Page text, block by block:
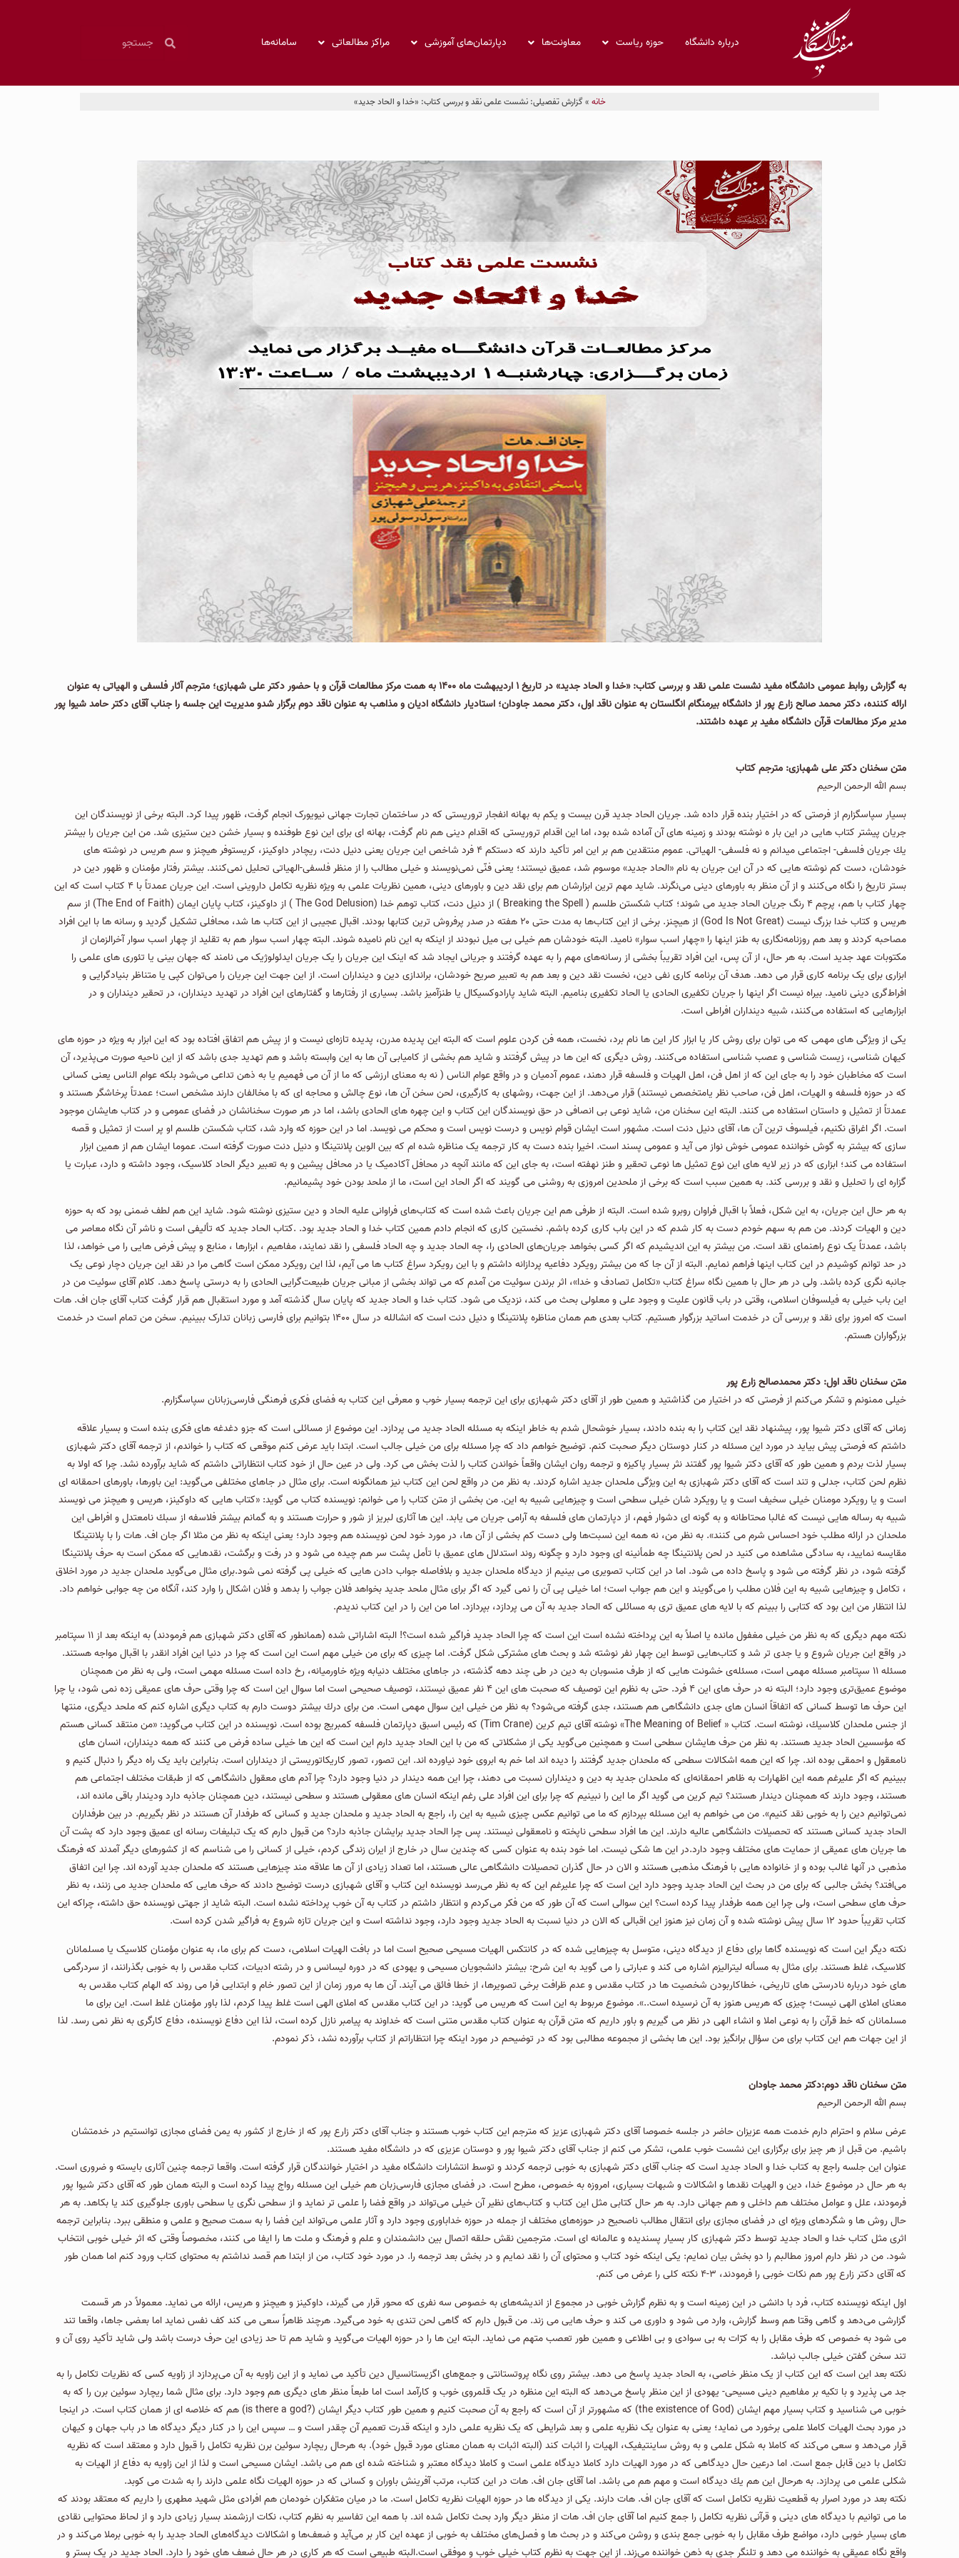
درباره دانشگاه حوزه ریاست معاونت‌ها دپارتمان‌های آموزشی مراکز مطالعاتی سامانه‌ها
خانه »گزارش تفصیلی: نشست علمی نقد و بررسی کتاب: «خدا و الحاد جدید»
به گزارش روابط عمومی دانشگاه مفید نشست علمی نقد و بررسی کتاب: «خدا و الحاد جدید» در تاریخ ۱ اردیبهشت ماه ۱۴۰۰ به همت مركز مطالعات قرآن و با حضور دكتر علی شهبازی؛ مترجم آثار فلسفی و الهیاتی به عنوان
ارائه كننده، دكتر محمد صالح زارع پور از دانشگاه بیرمنگام انگلستان به عنوان ناقد اول، دكتر محمد جاودان؛ استادیار دانشگاه ادیان و مذاهب به عنوان ناقد دوم برگزار شدو مدیریت این جلسه را جناب آقای دكتر حامد شیوا پور
مدیر مرکز مطالعات قرآن دانشگاه مفید بر عهده داشتند.
متن سخنان دكتر علی شهبازی: مترجم كتاب
بسم الله الرحمن الرحیم
بسیار سپاسگزارم از فرصتی كه در اختیار بنده قرار داده شد. جریان الحاد جدید قرن بیست و یکم به بهانه انفجار تروریستی که در ساختمان تجارت جهانی نیویورک انجام گرفت، ظهور پیدا کرد. البته برخی از نویسندگان این
جریان پیشتر كتاب هایی در این بار ه نوشته بودند و زمینه های آن آماده شده بود، اما این اقدام تروریستی که اقدام دینی هم نام گرفت، بهانه ای برای این نوع طوفنده و بسیار خشن دین ستیزی شد. من این جریان را بیشتر
یك جریان فلسفی- اجتماعی میدانم و نه فلسفی- الهیاتی. عموم منتقدین هم بر این امر تأکید دارند که دستکم ۴ فرد شاخص این جریان یعنی دنیل دنت، ریچادر داوكینز، کریستوفر هیچنز و سم هریس در نوشته های
خودشان، دست كم نوشته هایی که در آن این جریان به نام «الحاد جدید» موسوم شد، عمیق نیستند؛ یعنی فنّی نمی‌نویسند و خیلی مطالب را از منظر فلسفی-الهیاتی تحلیل نمی‌کنند. بیشتر رفتار مؤمنان و ظهور دین در
بستر تاریخ را نگاه می‌کنند و از آن منظر به باورهای دینی می‌نگرند. شاید مهم ترین ابزارشان هم برای نقد دین و باورهای دینی، همین نظریات علمی به ویژه نظریه تکامل داروینی است. این جریان عمدتاً با ۴ کتاب است که این
چهار کتاب با هم، پرچم ۴ رنگ جریان الحاد جدید می شوند؛ کتاب شکستن طلسم ( Breaking the Spell ) از دنیل دنت، کتاب توهم خدا (The God Delusion ) از داوکینز، کتاب پایان ایمان (The End of Faith) از سم
هریس و كتاب خدا بزرگ نیست (God Is Not Great) از هیچنز. برخی از این کتاب‌ها به مدت حتی ۲۰ هفته در صدر پرفروش ترین کتابها بودند. اقبال عجیبی از این كتاب ها شد، محافلی تشكیل گردید و رسانه ها با این افراد
مصاحبه کردند و بعد هم روزنامه‌نگاری به طنز اینها را «چهار اسب سوار» نامید. البته خودشان هم خیلی بی میل نبودند از اینکه به این نام نامیده شوند. البته چهار اسب سوار هم به تقلید از چهار اسب سوار آخرالزمان از
مكتوبات عهد جدید است. به هر حال، از آن پس، این افراد تقریباً بخشی از رسانه‌های مهم را به عهده گرفتند و جریانی ایجاد شد که اینک این جریان را یک جریان ایدئولوژیک می نامند که جهان بینی یا تئوری های علمی را
ابزاری برای یک برنامه کاری قرار می دهد. هدف آن برنامه کاری نفی دین، نخست نقد دین و بعد هم به تعبیر صریح خودشان، براندازی دین و دینداران است. از این جهت این جریان را می‌توان کپی یا متناظر بنیادگرایی و
افراط‌گری دینی نامید. بیراه نیست اگر اینها را جریان تکفیری الحادی یا الحاد تکفیری بنامیم. البته شاید پارادوکسیكال یا طنزآمیز باشد. بسیاری از رفتارها و گفتارهای این افراد در تهدید دینداران، در تحقیر دینداران و در
ابزارهایی که استفاده می‌کنند، شبیه دینداران افراطی است.
یکی از ویژگی های مهمی که می توان برای روش کار یا ابزار کار این ها نام برد، نخست، همه فن کردن علوم است که البته این پدیده مدرن، پدیده تازه‌ای نیست و از پیش هم اتفاق افتاده بود كه این ابزار به ویژه در حوزه های
کیهان شناسی، زیست شناسی و عصب شناسی استفاده می‌کنند. روش دیگری كه این ها در پیش گرفتند و شاید هم بخشی از کامیابی آن ها به این وابسته باشد و هم تهدید جدی باشد که از این ناحیه صورت می‌پذیرد، آن
است که مخاطبان خود را به جای این که از اهل فن، اهل الهیات و فلسفه قرار دهند، عموم آدمیان و در واقع عوام الناس ( نه به معنای ارزشی که ما از آن می فهمیم یا به ذهن تداعی می‌شود بلكه عوام الناس یعنی کسانی
که در حوزه فلسفه و الهیات، اهل فن، صاحب نظر یامتخصص نیستند) قرار می‌دهد. از این جهت، روشهای به کارگیری، لحن سخن آن ها، نوع چالش و محاجه ای که با مخالفان دارند مشخص است؛ عمدتاً پرخاشگر هستند و
عمدتاً از تمثیل و داستان استفاده می كنند. البته این سخنان من، شاید نوعی بی انصافی در حق نویسندگان این کتاب و این چهره های الحادی باشد، اما در هر صورت سخنانشان در فضای عمومی و در کتاب هایشان موجود
است. اگر اغراق نکنیم، فیلسوف ترین آن ها، آقای دنیل دنت است. مشهور است ایشان قوام نویس و درست نویس است و محکم می نویسد. اما در این حوزه که وارد شد، کتاب شکستن طلسم او پر است از تمثیل و قصه
سازی که بیشتر به گوش خواننده عمومی خوش نواز می آید و عمومی پسند است. اخیرا بنده دست به کار ترجمه یک مناظره شده ام که بین الوین پلانتینگا و دنیل دنت صورت گرفته است. عموما ایشان هم از همین ابزار
استفاده می کند؛ ابزاری که در زیر لایه های این نوع تمثیل ها نوعی تحقیر و طنز نهفته است، به جای این که مانند آنچه در محافل آکادمیک یا در محافل پیشین و به تعبیر دیگر الحاد کلاسیک، وجود داشته و دارد، عبارت یا
گزاره ای را تحلیل و نقد و بررسی کند. به همین سبب است که برخی از ملحدین امروزی به روشنی می گویند كه اگر الحاد این است، ما از ملحد بودن خود پشیمانیم.
به هر حال این جریان، به این شکل، فعلاً با اقبال فراوان روبرو شده است. البته از طرفی هم این جریان باعث شده است كه کتاب‌های فراوانی علیه الحاد و دین ستیزی نوشته شود. شاید این هم لطف ضمنی بود که به حوزه
دین و الهیات کردند. من هم به سهم خودم دست به کار شدم که در این باب کاری کرده باشم. نخستین کاری که انجام دادم همین کتاب خدا و الحاد جدید بود. .کتاب الحاد جدید كه تألیفی است و ناشر آن نگاه معاصر می
باشد، عمدتاً یک نوع راهنمای نقد است. من بیشتر به این اندیشیدم که اگر کسی بخواهد جریان‌های الحادی را، چه الحاد جدید و چه الحاد فلسفی را نقد نمایند، مفاهیم ، ابزارها ، منابع و پیش فرض هایی را می خواهد، لذا
در حد توانم کوشیدم در این کتاب اینها فراهم نمایم. البته از آن جا كه من بیشتر رویکرد دفاعیه پردازانه داشتم و با این رویکرد سراغ کتاب ها می آیم، لذا این رویکرد ممکن است گاهی مرا در نقد این جریان دچار نوعی یک
جانبه نگری کرده باشد. ولی در هر حال با همین نگاه سراغ کتاب «تکامل تصادف و خدا»، اثر برندن سوئیت من آمدم كه می تواند بخشی از مبانی جریان طبیعت‌گرایی الحادی را به درستی پاسخ دهد. کلام آقای سوئیت من در
این باب خیلی به فیلسوفان اسلامی، وقتی در باب قانون علیت و وجود علی و معلولی بحث می کند، نزدیک می شود. کتاب خدا و الحاد جدید که پایان سال گذشته آمد و مورد استقبال هم قرار گرفت کتاب آقای جان اف. هات
است که امروز برای نقد و بررسی آن در خدمت اساتید بزرگوار هستیم. کتاب بعدی هم همان مناظره پلانتینگا و دنیل دنت است که انشالله در سال ۱۴۰۰ بتوانیم برای فارسی زبانان تدارک ببینیم. سخن من تمام است در خدمت
بزرگواران هستم.
متن سخنان ناقد اول: دكتر محمدصالح زارع پور
خیلی ممنونم و تشکر می‌کنم از فرصتی که در اختیار من گذاشتید و همین طور از آقای دکتر شهبازی برای این ترجمه بسیار خوب و معرفی این کتاب به فضای فکری فرهنگی فارسی‌زبانان سپاسگزارم.
زمانی که آقای دکتر شیوا پور، پیشنهاد نقد این كتاب را به بنده دادند، بسیار خوشحال شدم به خاطر اینکه به مسئله الحاد جدید می پردازد. این موضوع از مسائلی است که جزو دغدغه های فکری بنده است و بسیار علاقه
داشتم که فرصتی پیش بیاید در مورد این مسئله در کنار دوستان دیگر صحبت کنم. توضیح خواهم داد که چرا مسئله برای من خیلی جالب است. ابتدا باید عرض كنم موقعی که کتاب را خواندم، از ترجمه آقای دکتر شهبازی
بسیار لذت بردم و همین طور که آقای دکتر شیوا پور گفتند نثر بسیار پاکیزه و ترجمه روان ایشان واقعاً خواندن کتاب را لذت بخش می کرد. ولی در عین حال از خود کتاب انتظاراتی داشتم که شاید برآورده نشد. چرا كه اولا به
نظرم لحن کتاب، جدلی و تند است كه آقای دکتر شهبازی به این ویژگی ملحدان جدید اشاره کردند. به نظر من در واقع لحن این کتاب نیز همانگونه است. برای مثال در جاهای مختلفی می‌گوید: این باورها، باورهای احمقانه ای
است و یا رویکرد مومنان خیلی سخیف است و یا رویکرد شان خیلی سطحی است و چیزهایی شبیه به این. من بخشی از متن كتاب را می خوانم: نویسنده كتاب می گوید: «كتاب هایی كه داوكینز، هریس و هیچنز می نویسند
شبیه به رساله هایی نیست كه غالبا محتاطانه و به گونه ای دشوار فهم، از دپارتمان های فلسفه به آرامی جریان می یابد. این ها آثاری لبریز از شور و حرارت هستند و به گمانم بیشتر فلاسفه از سبك نامعتدل و افراطی این
ملحدان در ارائه مطلب خود احساس شرم می كنند». به نظر من، نه همه این نسبت‌ها ولی دست کم بخشی از آن ها، در مورد خود لحن نویسنده هم وجود دارد؛ یعنی اینکه به نظر من مثلا اگر جان اف. هات را با پلانتینگا
مقایسه نمایید، به سادگی مشاهده می كنید در لحن پلانتینگا چه طمأنینه ای وجود دارد و چگونه روند استدلال های عمیق با تأمل پشت سر هم چیده می شود و در رفت و برگشت، نقدهایی كه ممكن است به حرف پلانتینگا
گرفته شود، در نظر گرفته می شود و پاسخ داده می شود. اما در این كتاب تصویری می بینیم از دیدگاه ملحدان جدید و بلافاصله جواب دادن هایی که خیلی پی گرفته نمی شود.برای مثال می‌گوید ملحدان جدید در مورد اخلاق
، تکامل و چیزهایی شبیه به این فلان مطلب را می‌گویند و این هم جواب است؛ اما خیلی پی آن را نمی گیرد که اگر برای مثال ملحد جدید بخواهد فلان جواب را بدهد و فلان اشکال را وارد کند، آنگاه من چه جوابی خواهم داد.
لذا انتظار من این بود كه کتابی را ببینم که با لایه های عمیق تری به مسائلی که الحاد جدید به آن می پردازد، بپردازد. اما من این را در این کتاب ندیدم.
نکته مهم دیگری که به نظر من خیلی مغفول مانده یا اصلاً به این پرداخته نشده است این است که چرا الحاد جدید فراگیر شده است؟! البته اشاراتی شده (همانطور كه آقای دکتر شهبازی هم فرمودند) به اینکه بعد از ۱۱ سپتامبر
در واقع این جریان شروع و یا جدی تر شد و کتاب‌هایی توسط این چهار نفر نوشته شد و بحث های مشترکی شکل گرفت. اما چیزی که برای من خیلی مهم است این است که چرا در دنیا این افراد انقدر با اقبال مواجه هستند.
مسئله ۱۱ سپتامبر مسئله مهمی است، مسئله‌ی خشونت هایی که از طرف منسوبان به دین در طی چند دهه گذشته، در جاهای مختلف دنیابه ویژه خاورمیانه، رخ داده است مسئله مهمی است، ولی به نظر من همچنان
موضوع عمیق‌تری وجود دارد؛ البته نه در حرف های این ۴ فرد. حتی به نظرم این توصیف كه صحبت های این ۴ نفر عمیق نیستند، توصیف صحیحی است اما سوال این است که چرا وقتی حرف های عمیقی زده نمی شود، یا چرا
این حرف ها توسط کسانی که اتفاقاً انسان های جدی دانشگاهی هم هستند، جدی گرفته می‌شود؟ به نظر من خیلی این سوال مهمی است. من برای درك بیشتر دوست دارم به کتاب دیگری اشاره کنم که ملحد دیگری، منتها
از جنس ملحدان كلاسیك، نوشته است. كتاب « The Meaning of Belief» نوشته آقای تیم كرین (Tim Crane) كه رئیس اسبق دپارتمان فلسفه كمبریج بوده است. نویسنده در این کتاب می‌گوید: «من منتقد کسانی هستم
که مؤسسین الحاد جدید هستند. به نظر من حرف هایشان سطحی است و همچنین می‌گوید یکی از مشکلاتی که من با این الحاد جدید دارم این است که این ها خیلی ساده فرض می کنند كه همه دینداران، انسان های
نامعقول و احمقی بوده اند. چرا كه این همه اشکالات سطحی که ملحدان جدید گرفتند را دیده اند اما خم به ابروی خود نیاورده اند. این تصور، تصور کاریکاتوریستی از دینداران است. بنابراین باید یک راه دیگر را دنبال کنیم و
ببینیم که اگر علیرغم همه این اظهارات به ظاهر احمقانه‌ای که ملحدان جدید به دین و دینداران نسبت می دهند، چرا این همه دیندار در دنیا وجود دارد؟ چرا آدم های معقول دانشگاهی كه از طبقات مختلف اجتماعی هم
هستند، وجود دارند كه همچنان دیندار هستند؟ تیم كرین می گوید اگر ما این را نبینیم كه چرا برای این افراد علی رغم اینكه انسان های معقولی هستند و سطحی نیستند، دین همچنان جاذبه‌ دارد ودیندار باقی مانده اند،
نمی‌توانیم دین را به خوبی نقد کنیم». من می خواهم به این مسئله بپردازم که ما می توانیم عكس چیزی شبیه به این را، راجع به الحاد جدید و ملحدان جدید و کسانی که طرفدار آن هستند در نظر بگیریم. در بین طرفداران
الحاد جدید کسانی هستند که تحصیلات دانشگاهی عالیه دارند. این ها افراد سطحی ناپخته و نامعقولی نیستند. پس چرا الحاد جدید برایشان جاذبه دارد؟ من قبول دارم که یک تبلیغات رسانه ای عمیق وجود دارد که پشت آن
ها جریان های عمیقی از حمایت های مختلف وجود دارد.در این ها شكی نیست. اما خود بنده به عنوان کسی که چندین سال در خارج از ایران زندگی کردم، خیلی از کسانی را می شناسم که از کشورهای دیگر آمدند كه فرهنگ
مذهبی در آنها غالب بوده و از خانواده هایی با فرهنگ مذهبی هستند و الان در حال گذران تحصیلات دانشگاهی عالی هستند، اما تعداد زیادی از آن ها علاقه مند چیزهایی هستند که ملحدان جدید آورده اند. چرا این اتفاق
می‌افتد؟ بخش جالبی که برای من در بحث این الحاد جدید وجود دارد این است که چرا علیرغم این که به نظر می‌رسد نویسنده این کتاب و آقای شهبازی درست توضیح دادند که حرف هایی که ملحدان جدید می زنند، به نظر
حرف های سطحی است، ولی چرا این همه طرفدار پیدا کرده است؟ این سوالی است که آن طور که من فکر می‌کردم و انتظار داشتم در کتاب به آن خوب پرداخته نشده است. البته شاید از جهتی نویسنده حق داشته، چراكه این
کتاب تقریباً حدود ۱۲ سال پیش نوشته شده و آن زمان نیز هنوز این اقبالی که الان در دنیا نسبت به الحاد جدید وجود دارد، وجود نداشته است و این جریان تازه شروع به فراگیر شدن كرده است.
نكته دیگر این است كه نویسنده گاها برای دفاع از دیدگاه دینی، متوسل به چیزهایی شده كه در كانتكس الهیات مسیحی صحیح است اما در بافت الهیات اسلامی، دست كم برای ما، به عنوان مؤمنان کلاسیک یا مسلمانان
کلاسیک، غلط هستند. برای مثال به مسأله لیترالیزم اشاره می كند و عبارتی را می گوید به این شرح: بیشتر دانشجویان مسیحی و یهودی که در دوره لیسانس و در رشته ادبیات، کتاب مقدس را به خوبی بگذرانند، از سردرگمی
های خود درباره نادرستی های تاریخی، خطاكاربودن شخصیت ها در كتاب مقدس و عدم ظرافت برخی تصویرها،‌ از خطا فائق می آیند. آن ها به مرور زمان از این تصور خام و ابتدایی فرا می روند که الهام کتاب مقدس به
معنای املای الهی نیست؛ چیزی که هریس هنوز به آن نرسیده است..». موضوع مربوط به این است كه هریس می گوید: در این كتاب مقدس كه املای الهی است غلط پیدا كردم، لذا باور مؤمنان غلط است. این برای ما
مسلمانان كه خط قرآن را به نوعی املا و انشاء الهی در نظر می گیریم و باور داریم كه متن قرآن به عنوان كتاب مقدس متنی است كه خداوند به پیامبر نازل كرده است، لذا این دفاع نویسنده، دفاع كارگری به نظر نمی رسد. لذا
از این جهات هم این كتاب برای من سؤال برانگیز بود. این ها بخشی از مجموعه مطالبی بود كه در توضیحم در مورد اینكه چرا انتظاراتم از كتاب برآورده نشد، ذكر نمودم.
متن سخنان ناقد دوم:دكتر محمد جاودان
بسم الله الرحمن الرحیم
عرض سلام و احترام دارم خدمت همه عزیزان حاضر در جلسه خصوصا آقای دکتر شهبازی عزیز که مترجم این کتاب خوب هستند و جناب آقای دکتر زارع پور که از خارج از کشور به یمن فضای مجازی توانستیم در خدمتشان
باشیم. من قبل از هر چیز برای برگزاری این نشست خوب علمی، تشکر می کنم از جناب آقای دکتر شیوا پور و دوستان عزیزی که در دانشگاه مفید هستند.
عنوان این جلسه راجع به کتاب خدا و الحاد جدید است که جناب آقای دکتر شهبازی به خوبی ترجمه کردند و توسط انتشارات دانشگاه مفید در اختیار خوانندگان قرار گرفته است. واقعا ترجمه چنین آثاری بایسته و ضروری است.
به هر حال در موضوع خدا، دین و الهیات نقدها و اشکالات و شبهات بسیاری، امروزه به خصوص، مطرح است. در فضای مجازی فارسی‌زبان هم خیلی این مسئله رواج پیدا کرده است و البته همان طور که آقای دکتر شیوا پور
فرمودند، علل و عوامل مختلف هم داخلی و هم جهانی دارد. به هر حال کتابی مثل این کتاب و کتاب‌های نظیر آن خیلی می‌تواند در واقع فضا را علمی تر نماید و از سطحی نگری یا سطحی باوری جلوگیری کند یا بکاهد. به هر
حال روش ها و شگردهای ویژه ای در فضای مجازی برای انتقال مطالب ناصحیح در حوزه‌های مختلف از جمله در حوزه خداباوری وجود دارد و آثار علمی می‌تواند این فضا را به سمت صحیح و علمی و منطقی ببرد. بنابراین ترجمه
اثری مثل کتاب خدا و الحاد جدید توسط دکتر شهبازی کار بسیار پسندیده و عالمانه ای است. مترجمین نقش حلقه اتصال بین دانشمندان و علم و فرهنگ و ملت ها را ایفا می کنند، مخصوصاً وقتی که اثر خیلی خوبی انتخاب
شود. من در نظر دارم امروز مطالبم را دو بخش بیان نمایم: یکی اینکه خود کتاب و محتوای آن را نقد نمایم و در بخش بعد ترجمه را. در مورد خود کتاب، من از ابتدا هم قصد نداشتم به محتوای کتاب ورود کنم اما همان طور
که آقای دکتر زارع پور هم نکات خوبی را فرمودند، ۳-۴ نکته کلی را عرض می کنم.
اول اینکه نویسنده كتاب، فرد با دانشی در این زمینه است و به نظرم گزارش خوبی در مجموع از اندیشه‌های به خصوص سه نفری که محور قرار می گیرند، داوكینز و هیچنز و هریس، ارائه می نماید. معمولاً در هر قسمت
گزارشی می‌دهد و گاهی وقتا هم وسط گزارش، وارد می شود و داوری می كند و حرف هایی می زند. من قبول دارم که گاهی لحن تندی به خود می‌گیرد. هرچند ظاهراً سعی می کند کف نفس نماید اما بعضی جاها، واقعا تند
می شود به خصوص که طرف مقابل را به کرّات به بی سوادی و بی اطلاعی و همین طور تعصب متهم می نماید. البته این ها را در حوزه الهیات می‌گوید و شاید هم تا حد زیادی این حرف درست باشد ولی شاید تأکید روی آن و
تند سخن گفتن خیلی جالب نباشد.
نكته بعد این است كه این کتاب از یک منظر خاصی، به الحاد جدید پاسخ می دهد. بیشتر روی نگاه پروتستانتی و جمع‌های اگزیستانسیال دین تأكید می نماید و از این زاویه به آن می‌پردازد از زاویه کسی که نظریات تکامل را به
جد می پذیرد و با تکیه بر مفاهیم دینی مسیحی- یهودی از این منظر پاسخ می‌دهد که البته این منظره در یک قلمروی خوب و کارآمد است اما طبعاً منظر های دیگری هم وجود دارد. برای مثال شما ریچارد سوئین برن را كه به
خوبی می شناسید و كتاب بسیار مهم ایشان (the existence of God) كه مشهورتر از آن است که راجع به آن صحبت کنیم و همین طور كتاب دیگر ایشان (?is there a god) هم که خلاصه ای از همان کتاب است. در اینجا
در مورد بحث الهیات كاملا علمی برخورد می نماید؛ یعنی به عنوان یک نظریه علمی و بعد شرایطی که یک نظریه علمی دارد و اینکه قدرت تعمیم آن چقدر است و … سپس این را در کنار دیگر دیدگاه ها در باب جهان و کیهان
قرار می‌دهد و سعی می‌کند که کاملا به شکل علمی و به روش ساینتیفیک، الهیات را اثبات کند (البته اثبات به همان معنای مورد قبول خود). به هرحال ریچارد سوئین برن نظریه تكامل را قبول دارد و معتقد است كه نظریه
تكامل با دین قابل جمع است. اما درعین حال دیدگاهی كه در مورد الهیات دارد كاملا دیدگاه علمی است و كاملا دیدگاه معتبر و شناخته شده ای هم می باشد. ایشان مسیحی است و لذا از این زاویه به دفاع از الهیات به
شكلی علمی می پردازد. به هرحال این هم یك دیدگاه است و مهم هم می باشد. اما آقای جان اف. هات در این کتاب، مرتب آفرینش باوران و کسانی که در حوزه الهیات نگاه علمی دارند را به شدت می کوبد.
نكته بعد در مورد اصرار به قطعیت نظریه تكامل است كه آقای جان اف. هات دارند. یكی از دیدگاه ها در حوزه الهیات نظریه تكامل است. ما در میان متفكران خودمان هم افرادی مثل شهید مطهری را داریم كه معتقد بودند كه
ما می توانیم با دیدگاه های دینی و قرآنی نظریه تكامل را جمع كنیم اما آقای جان اف. هات از منظر دیگر وارد بحث تكامل شده اند. با همه این تفاسیر به نظرم کتاب، نکات ارزشمند بسیار زیادی دارد و از لحاظ محتوایی نقادی
های بسیار خوبی دارد، مواضع طرف مقابل را به خوبی جمع بندی و روشن می‌کند و در بحث ها و فصل‌های مختلف به خوبی از عهده این کار بر می‌آید و ضعف‌ها و اشکالات دیدگاه‌های الحاد جدید را به خوبی برملا می‌کند و در
واقع نگاه عمیقی به خواننده می دهد و تلنگر جدی به ذهن خواننده می‌زند. از این جهت به نظرم کتاب خیلی خوب و موفقی است.البته طبیعی است که هر کاری در هر حال ضعف های خود را دارد. الحاد جدید در یک بستر و